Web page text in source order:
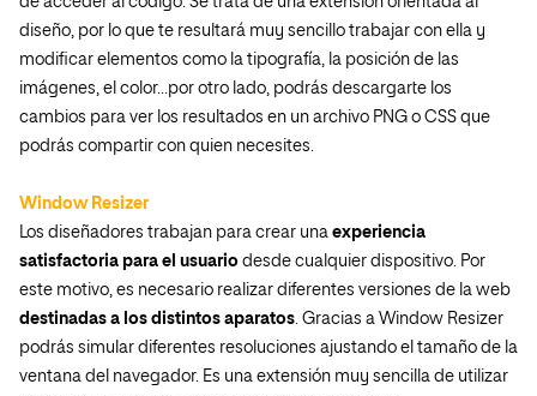
diseño, por lo que te resultará muy sencillo trabajar con ella y
modificar elementos como la tipografía, la posición de las
imágenes, el color…por otro lado, podrás descargarte los
cambios para ver los resultados en un archivo PNG o CSS que
podrás compartir con quien necesites.
Window Resizer
Los diseñadores trabajan para crear una experiencia
satisfactoria para el usuario desde cualquier dispositivo. Por
este motivo, es necesario realizar diferentes versiones de la web
destinadas a los distintos aparatos. Gracias a Window Resizer
podrás simular diferentes resoluciones ajustando el tamaño de la
ventana del navegador. Es una extensión muy sencilla de utilizar